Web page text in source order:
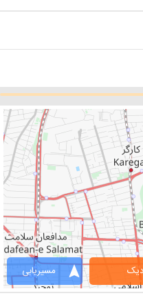
navigation مسیریابی